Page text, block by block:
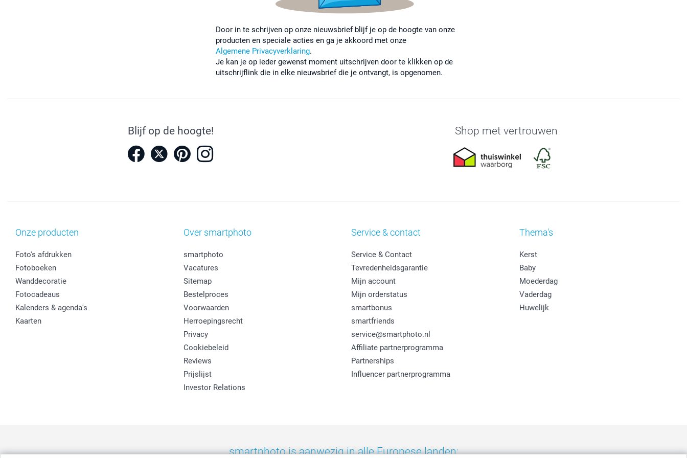
Door in te schrijven op onze nieuwsbrief blijf je op de hoogte van onze
producten en speciale acties en ga je akkoord met onze
Algemene Privacyverklaring.
Je kan je op ieder gewenst moment uitschrijven door te klikken op de
uitschrijflink die in elke nieuwsbrief die je ontvangt, is opgenomen.
Blijf op de hoogte! Shop met vertrouwen
Onze producten
Foto's afdrukken
Fotoboeken
Wanddecoratie
Fotocadeaus
Kalenders & agenda's
Kaarten
Over smartphoto
smartphoto
Vacatures
Sitemap
Bestelproces
Voorwaarden
Herroepingsrecht
Privacy
Cookiebeleid
Reviews
Prijslijst
Investor Relations
Service & contact
Service & Contact
Tevredenheidsgarantie
Mijn account
Mijn orderstatus
smartbonus
smartfriends
service@smartphoto.nl
Affiliate partnerprogramma
Partnerships
Influencer partnerprogramma
Thema's
Kerst
Baby
Moederdag
Vaderdag
Huwelijk
smartphoto is aanwezig in alle Europese landen: